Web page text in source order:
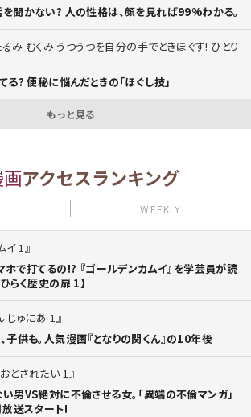
聞かない? 人の性格は、顔を見れば99%わかる。
み むくみ うつうつを自分の手でときほぐす! ひとり
る? 便秘に悩んだときの「ほぐし技」
もっと見る
アクセスランキング
WEEKLY
イ 1
ホで打てるの!? 『ゴールデンカムイ』を学芸員が読
らく歴史の扉 1】
じゅにあ 1
子供も。人気漫画『となりの関くん』の10年後
とされたい 1
男VS絶対に不倫させる女。「異端の不倫マンガ」
放送スタート!